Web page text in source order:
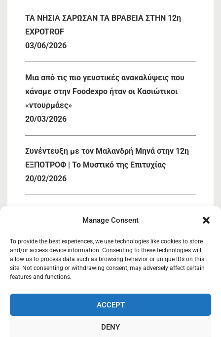
Manage Consent
To provide the best experiences, we use technologies like cookies to store
and/or access device information. Consenting to these technologies will
allow us to process data such as browsing behavior or unique IDs on this
site. Not consenting or withdrawing consent, may adversely affect certain
features and functions.
ACCEPT
DENY
TA NHΣΙΑ ΣΑΡΩΣΑΝ ΤΑ ΒΡΑΒΕΙΑ ΣΤΗΝ 12η
EXPOTROF
03/06/2026
Μια από τις πιο γευστικές ανακαλύψεις που
κάναμε στην Foodexpo ήταν οι Κασιώτικοι
«ντουρμάες»
20/03/2026
Συνέντευξη με τον Μαλανδρή Μηνά στην 12η
ΕΞΠΟΤΡΟΦ | Το Μυστικό της Επιτυχίας
20/02/2026
05/02/2026
Κάσιος Κοιν.Σ.Επ 27/03/2025
Κάσιος Κοινωνική Συνεταιριστική Επιχείρηση.